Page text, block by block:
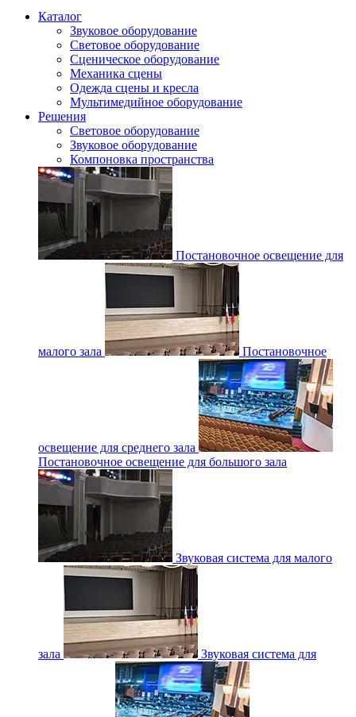
Каталог
Звуковое оборудование
Световое оборудование
Сценическое оборудование
Механика сцены
Одежда сцены и кресла
Мультимедийное оборудование
Решения
Световое оборудование
Звуковое оборудование
Компоновка пространства
Постановочное освещение для
малого зала Постановочное
освещение для среднего зала
Постановочное освещение для большого зала
Звуковая система для малого
зала Звуковая система для